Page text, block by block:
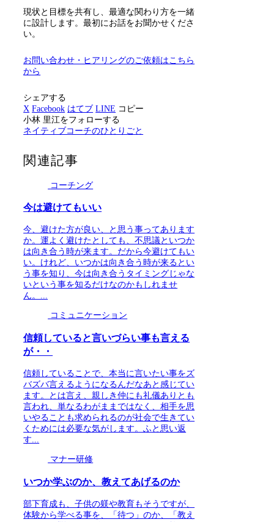
現状と目標を共有し、最適な関わり方を一緒
に設計します。最初にお話をお聞かせくださ
い。
お問い合わせ・ヒアリングのご依頼はこちら
から
シェアする
X Facebook はてブ LINE コピー
小林 里江をフォローする
ネイティブコーチのひとりごと
関連記事
コーチング
今は避けてもいい
今、避けた方が良い、と思う事ってあります
か。運よく避けたとしても、不思議といつか
は向き合う時が来ます。だから今避けてもい
い。けれど、いつかは向き合う時が来るとい
う事を知り、今は向き合うタイミングじゃな
いという事を知るだけなのかもしれませ
ん。...
コミュニケーション
信頼していると言いづらい事も言える
が・・
信頼していることで、本当に言いたい事をズ
バズバ言えるようになるんだなあと感じてい
ます。とは言え、親しき仲にも礼儀ありとも
言われ、単なるわがままではなく、相手を思
いやることも求められるのが社会で生きてい
くためには必要な気がします。ふと思い返
す...
マナー研修
いつか学ぶのか、教えてあげるのか
部下育成も、子供の躾や教育もそうですが、
体験から学べる事を、「待つ」のか、「教え